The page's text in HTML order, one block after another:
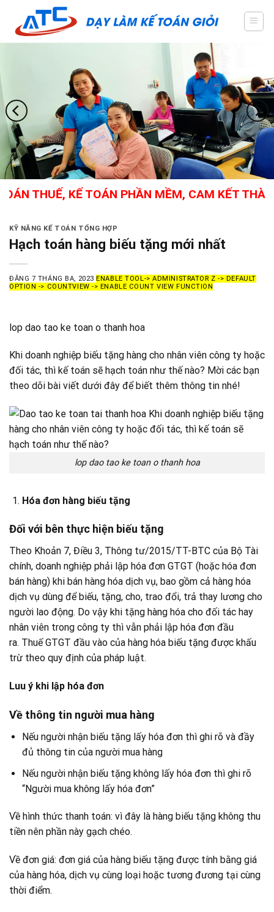
content
KẾ TOÁN PHẦN MỀM, CAM KẾT THÀNH
KỸ NĂNG KẾ TOÁN TỔNG HỢP
Hạch toán hàng biếu tặng mới nhất
ĐĂNG 7 THÁNG BA, 2023 ENABLE TOOL-> ADMINISTRATOR Z -> DEFAULT
OPTION -> COUNTVIEW -> ENABLE COUNT VIEW FUNCTION
lop dao tao ke toan o thanh hoa
Khi doanh nghiệp biếu tặng hàng cho nhân viên công ty hoặc
đối tác, thì kế toán sẽ hạch toán như thế nào? Mời các bạn
theo dõi bài viết dưới đây để biết thêm thông tin nhé!
lop dao tao ke toan o thanh hoa
Hóa đơn hàng biếu tặng
Đối với bên thực hiện biếu tặng
Theo Khoản 7, Điều 3, Thông tư/2015/TT-BTC của Bộ Tài
chính, doanh nghiệp phải lập hóa đơn GTGT (hoặc hóa đơn
bán hàng) khi bán hàng hóa dịch vụ, bao gồm cả hàng hóa
dịch vụ dùng để biếu, tặng, cho, trao đổi, trả thay lương cho
người lao động. Do vậy khi tặng hàng hóa cho đối tác hay
nhân viên trong công ty thì vẫn phải lập hóa đơn đầu
ra. Thuế GTGT đầu vào của hàng hóa biếu tặng được khấu
trừ theo quy định của pháp luật.
Luu ý khi lập hóa đơn
Về thông tin người mua hàng
Nếu người nhận biếu tặng lấy hóa đơn thì ghi rõ và đầy
đủ thông tin của người mua hàng
Nếu người nhận biếu tặng không lấy hóa đơn thì ghi rõ
“Người mua không lấy hóa đơn”
Về hình thức thanh toán: vì đây là hàng biếu tặng không thu
tiền nên phần này gạch chéo.
Về đơn giá: đơn giá của hàng biếu tặng được tính bằng giá
của hàng hóa, dịch vụ cùng loại hoặc tương đương tại cùng
thời điểm.